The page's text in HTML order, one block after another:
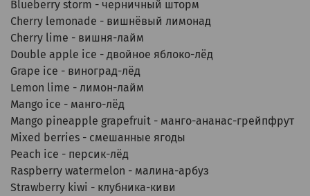
Blueberry storm - черничный шторм
Cherry lemonade - вишнёвый лимонад
Cherry lime - вишня-лайм
Double apple ice - двойное яблоко-лёд
Grape ice - виноград-лёд
Lemon lime - лимон-лайм
Mango ice - манго-лёд
Mango pineapple grapefruit - манго-ананас-грейпфрут
Mixed berries - смешанные ягоды
Peach ice - персик-лёд
Raspberry watermelon - малина-арбуз
Strawberry kiwi - клубника-киви